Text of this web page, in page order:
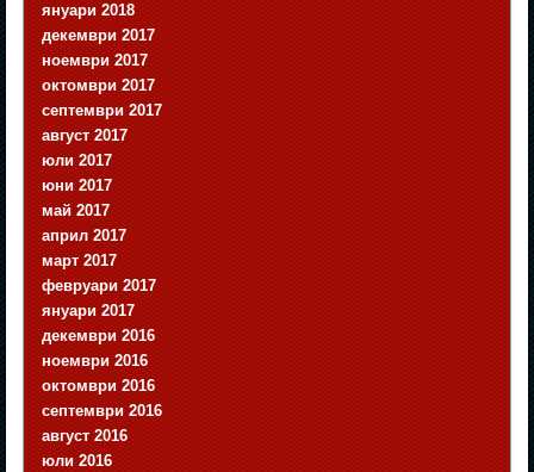
януари 2018
декември 2017
ноември 2017
октомври 2017
септември 2017
август 2017
юли 2017
юни 2017
май 2017
април 2017
март 2017
февруари 2017
януари 2017
декември 2016
ноември 2016
октомври 2016
септември 2016
август 2016
юли 2016